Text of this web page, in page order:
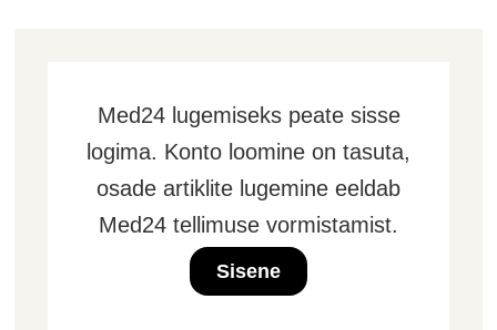
Med24 lugemiseks peate sisse
logima. Konto loomine on tasuta,
osade artiklite lugemine eeldab
Med24 tellimuse vormistamist.
Sisene